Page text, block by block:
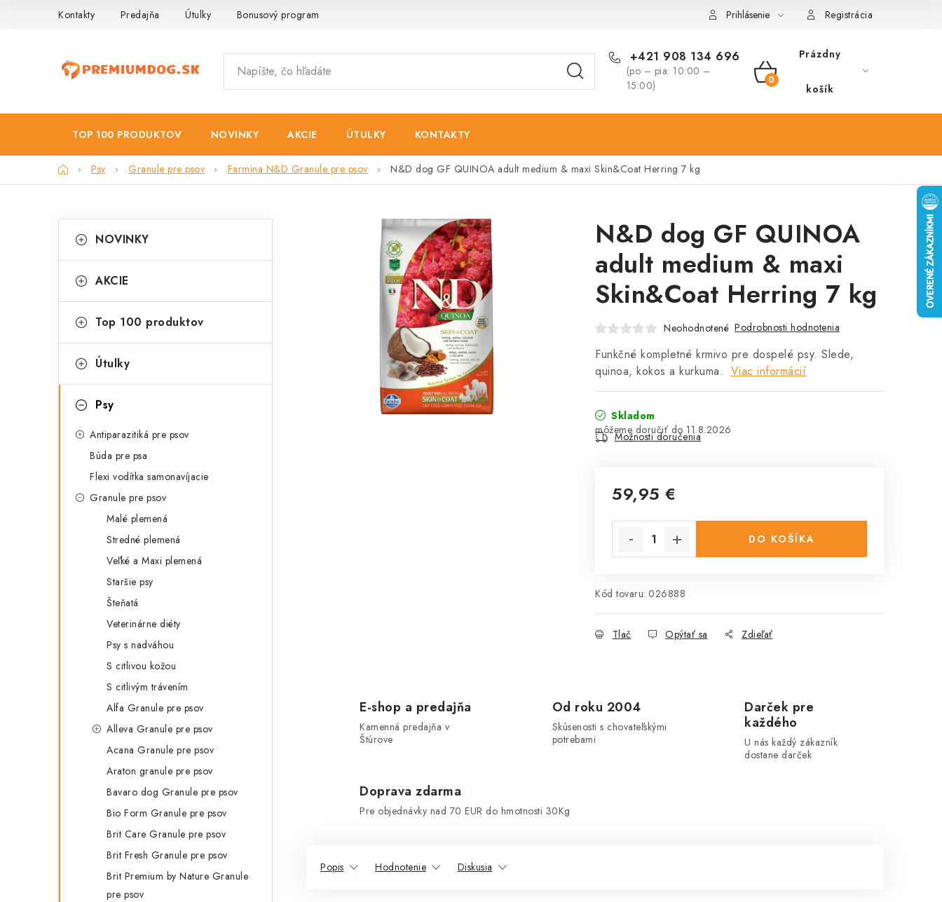
Kontakty Predajňa Útulky Bonusový program Prihlásenie Registrácia
+421 908 134 696
(po – pia: 10:00 –
15:00)
NÁKUPNÝ
Prázdny
košík
TOP 100 PRODUKTOV NOVINKY AKCIE ÚTULKY KONTAKTY
DomovPsy Granule pre psov Farmina N&D Granule pre psov N&D dog GF QUINOA adult medium & maxi Skin&Coat Herring 7 kg
o
n
ý
a
kategórie
a
e
ó
i
NOVINKY
AKCIE
Top 100 produktov
Útulky
Psy
Antiparazitiká pre psov
Búda pre psa
Flexi vodítka samonavíjacie
Granule pre psov
Malé plemená
Stredné plemená
Veľké a Maxi plemená
Staršie psy
Šteňatá
Veterinárne diéty
Psy s nadváhou
S citlivou kožou
S citlivým trávením
Alfa Granule pre psov
Alleva Granule pre psov
Acana Granule pre psov
Araton granule pre psov
Bavaro dog Granule pre psov
Bio Form Granule pre psov
Brit Care Granule pre psov
Brit Fresh Granule pre psov
Brit Premium by Nature Granule
pre psov
N&D dog GF QUINOA
adult medium & maxi
Skin&Coat Herring 7 kg
Neohodnotené Podrobnosti hodnotenia
Funkčné kompletné krmivo pre dospelé psy. Slede,
quinoa, kokos a kurkuma. Viac informácií
Skladom
11.8.2026
Možnosti doručenia
59,95 €
DO KOŠÍKA
Kód tovaru: 026888
Tlač Opýtať sa Zdieľať
E-shop a predajňa
Kamenná predajňa v
Štúrove
Od roku 2004
Skúsenosti s chovateľskými
potrebami
Darček pre
každého
U nás každý zákazník
dostane darček
Doprava zdarma
Pre objednávky nad 70 EUR do hmotnosti 30Kg
Popis Hodnotenie Diskusia